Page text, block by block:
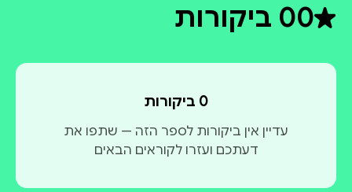
0דירוג ממוצע 0 מתוך 5
0 ביקורות
0 ביקורות
עדיין אין ביקורות לספר הזה — שתפו את
דעתכם ועזרו לקוראים הבאים